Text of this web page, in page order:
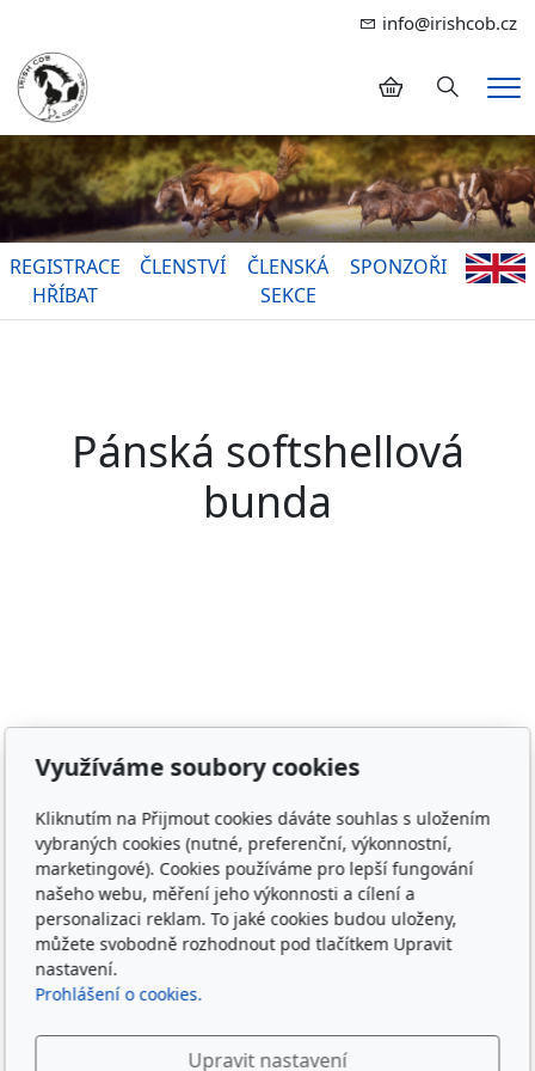
info@irishcob.cz
Hledání
REGISTRACE
HŘÍBAT
ČLENSTVÍ
ČLENSKÁ
SEKCE
SPONZOŘI
Pánská softshellová
bunda
Adresa
Irish Cob the Czech Republic, z.s.
IČ 22852778
Bankovní spojení: 2001874788/2010
Kontakt
Plemenná kniha
Využíváme soubory cookies
Kliknutím na Přijmout cookies dáváte souhlas s uložením
vybraných cookies (nutné, preferenční, výkonnostní,
marketingové). Cookies používáme pro lepší fungování
našeho webu, měření jeho výkonnosti a cílení a
personalizaci reklam. To jaké cookies budou uloženy,
můžete svobodně rozhodnout pod tlačítkem Upravit
nastavení.
Prohlášení o cookies.
Upravit nastavení